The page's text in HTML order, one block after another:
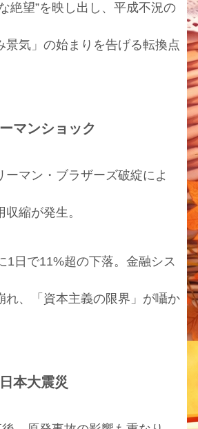
絶望”を映し出し、平成不況の
景気」の始まりを告げる転換点
マンショック
ーマン・ブラザーズ破綻によ
縮が発生。
1日で11%超の下落。金融シス
れ、「資本主義の限界」が囁か
本大震災